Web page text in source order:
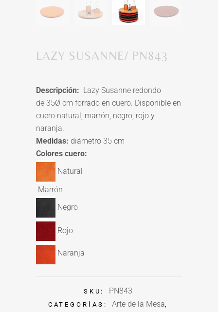
LAZY SUSANNE/ PN843
Descripción: Lazy Susanne redondo
de 35Ø cm forrado en cuero. Disponible en
cuero natural, marrón, negro, rojo y
naranja.
Medidas: diámetro 35 cm
Colores cuero:
Natural
Marrón
Negro
Rojo
Naranja
SKU: PN843
CATEGORÍAS: Arte de la Mesa,